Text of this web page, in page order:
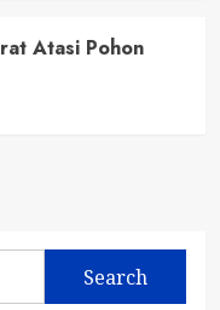
Atasi Pohon
Search